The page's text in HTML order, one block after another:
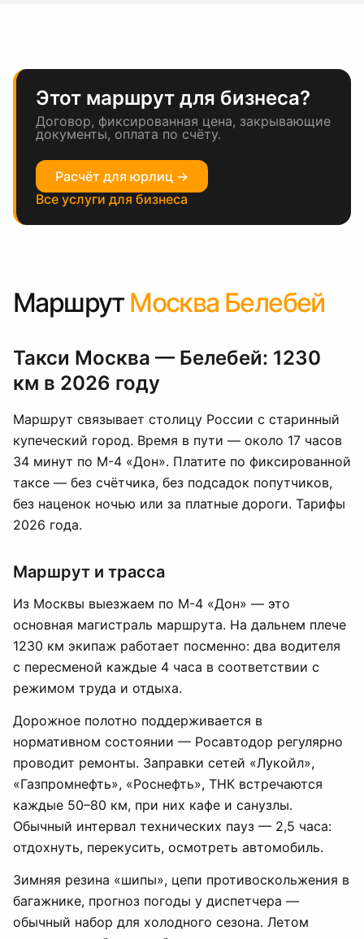
Этот маршрут для бизнеса?
Договор, фиксированная цена, закрывающие
документы, оплата по счёту.
Расчёт для юрлиц →
Все услуги для бизнеса
Маршрут Москва Белебей
Такси Москва — Белебей: 1230
км в 2026 году
Маршрут связывает столицу России с старинный
купеческий город. Время в пути — около 17 часов
34 минут по М-4 «Дон». Платите по фиксированной
таксе — без счётчика, без подсадок попутчиков,
без наценок ночью или за платные дороги. Тарифы
2026 года.
Маршрут и трасса
Из Москвы выезжаем по М-4 «Дон» — это
основная магистраль маршрута. На дальнем плече
1230 км экипаж работает посменно: два водителя
с пересменой каждые 4 часа в соответствии с
режимом труда и отдыха.
Дорожное полотно поддерживается в
нормативном состоянии — Росавтодор регулярно
проводит ремонты. Заправки сетей «Лукойл»,
«Газпромнефть», «Роснефть», ТНК встречаются
каждые 50–80 км, при них кафе и санузлы.
Обычный интервал технических пауз — 2,5 часа:
отдохнуть, перекусить, осмотреть автомобиль.
Зимняя резина «шипы», цепи противоскольжения в
багажнике, прогноз погоды у диспетчера —
обычный набор для холодного сезона. Летом